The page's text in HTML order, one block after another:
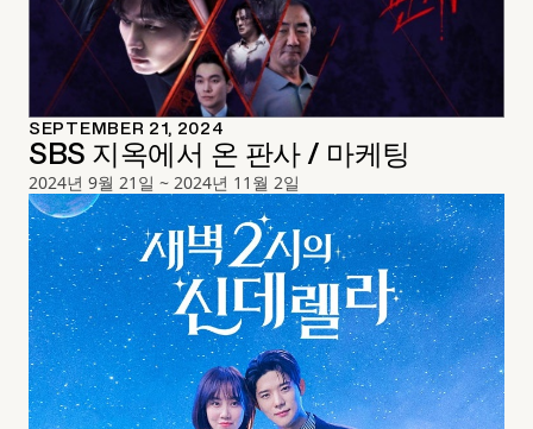
SEPTEMBER 21, 2024
SBS 지옥에서 온 판사 / 마케팅
2024년 9월 21일 ~ 2024년 11월 2일